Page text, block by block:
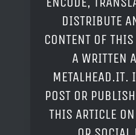
DISTRIBUTE
CONTENT OF
A WRITTEN
METALHEAD.IT.
POST OR
THIS ARTICLE